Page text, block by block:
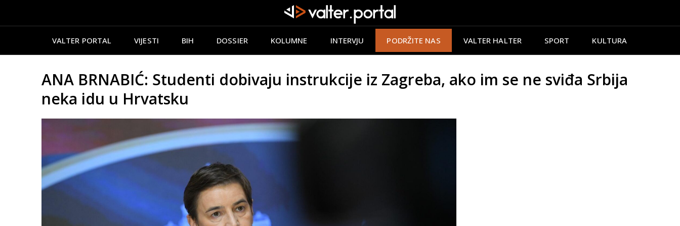
VALTER PORTAL VIJESTI BIH DOSSIER KOLUMNE INTERVJU PODRŽITE NAS VALTER HALTER SPORT KULTURA
ANA BRNABIĆ: Studenti dobivaju instrukcije iz Zagreba, ako im se ne sviđa Srbija
neka idu u Hrvatsku